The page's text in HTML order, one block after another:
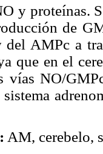
y proteínas.
de
AMPc a
que en el
vías NO/
AM, cerebelo,